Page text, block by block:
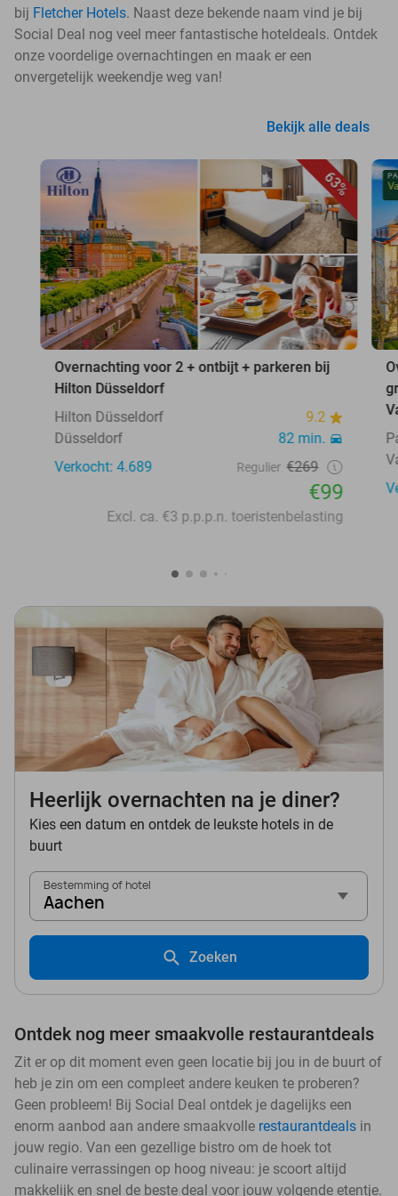
bij Fletcher Hotels. Naast deze bekende naam vind je bij
Social Deal nog veel meer fantastische hoteldeals. Ontdek
onze voordelige overnachtingen en maak er een
onvergetelijk weekendje weg van!
Bekijk alle deals
63%
Overnachting voor 2 + ontbijt + parkeren bij
Hilton Düsseldorf
Hilton Düsseldorf
9.2
Düsseldorf
82 min.
Verkocht: 4.689
Regulier €269
€99
Excl. ca. €3 p.p.p.n. toeristenbelasting
Heerlijk overnachten na je diner?
Kies een datum en ontdek de leukste hotels in de
buurt
Bestemming of hotel
Aachen
Zoeken
Ontdek nog meer smaakvolle restaurantdeals
Zit er op dit moment even geen locatie bij jou in de buurt of
heb je zin om een compleet andere keuken te proberen?
Geen probleem! Bij Social Deal ontdek je dagelijks een
enorm aanbod aan andere smaakvolle restaurantdeals in
jouw regio. Van een gezellige bistro om de hoek tot
culinaire verrassingen op hoog niveau: je scoort altijd
makkelijk en snel de beste deal voor jouw volgende etentje.